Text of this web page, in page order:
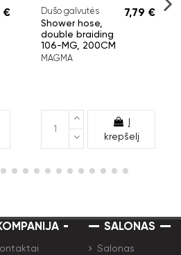
€ Dušo galvutės
Shower hose,
double braiding
106-MG, 200CM
MAGMA
7,79 €
Į
krepšelį
SALONAS
Salonas